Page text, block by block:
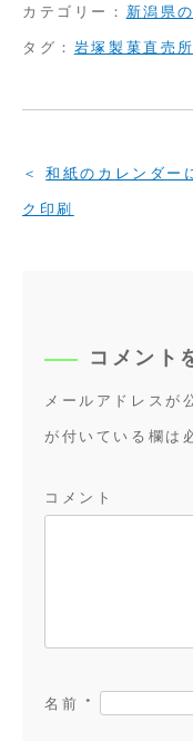
カテゴリー： 新潟県
タグ： 岩塚製菓直売所
投
稿
シ
和紙のカレンダー
ク印刷
コメント
メールアドレスが
が付いている欄は
コメント
名前 *